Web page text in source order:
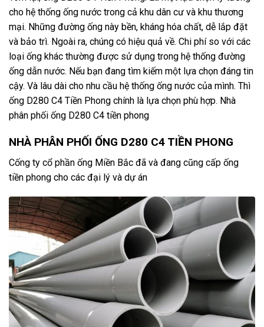
cho hệ thống ống nước trong cả khu dân cư và khu thương
mại. Những đường ống này bền, kháng hóa chất, dễ lắp đặt
và bảo trì. Ngoài ra, chúng có hiệu quả về. Chi phí so với các
loại ống khác thường được sử dụng trong hệ thống đường
ống dẫn nước. Nếu bạn đang tìm kiếm một lựa chọn đáng tin
cậy. Và lâu dài cho nhu cầu hệ thống ống nước của mình. Thì
ống D280 C4 Tiền Phong chính là lựa chọn phù hợp. Nhà
phân phối ống D280 C4 tiền phong
NHÀ PHÂN PHỐI ỐNG D280 C4 TIỀN PHONG
Cống ty cổ phần ống Miền Bắc đã và đang cũng cấp ống
tiền phong cho các đại lý và dự án